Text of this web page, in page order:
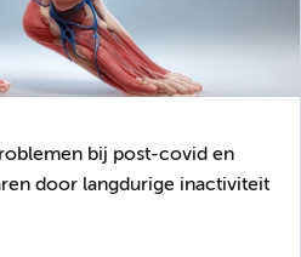
bij post-covid en
door langdurige inactiviteit